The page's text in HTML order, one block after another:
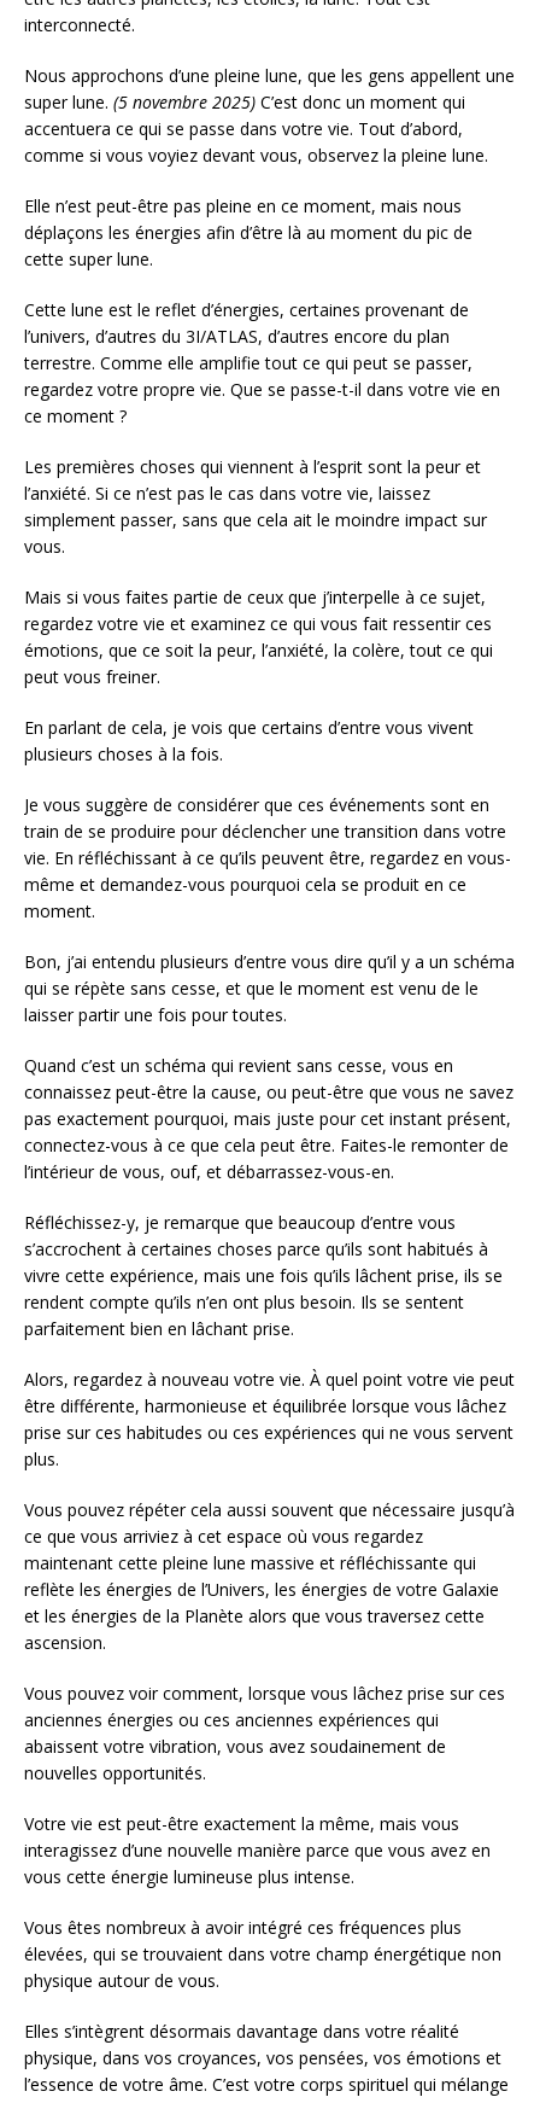
interconnecté.
Nous approchons d’une pleine lune, que les gens appellent une
super lune. (5 novembre 2025) C’est donc un moment qui
accentuera ce qui se passe dans votre vie. Tout d’abord,
comme si vous voyiez devant vous, observez la pleine lune.
Elle n’est peut-être pas pleine en ce moment, mais nous
déplaçons les énergies afin d’être là au moment du pic de
cette super lune.
Cette lune est le reflet d’énergies, certaines provenant de
l’univers, d’autres du 3I/ATLAS, d’autres encore du plan
terrestre. Comme elle amplifie tout ce qui peut se passer,
regardez votre propre vie. Que se passe-t-il dans votre vie en
ce moment ?
Les premières choses qui viennent à l’esprit sont la peur et
l’anxiété. Si ce n’est pas le cas dans votre vie, laissez
simplement passer, sans que cela ait le moindre impact sur
vous.
Mais si vous faites partie de ceux que j’interpelle à ce sujet,
regardez votre vie et examinez ce qui vous fait ressentir ces
émotions, que ce soit la peur, l’anxiété, la colère, tout ce qui
peut vous freiner.
En parlant de cela, je vois que certains d’entre vous vivent
plusieurs choses à la fois.
Je vous suggère de considérer que ces événements sont en
train de se produire pour déclencher une transition dans votre
vie. En réfléchissant à ce qu’ils peuvent être, regardez en vous-
même et demandez-vous pourquoi cela se produit en ce
moment.
Bon, j’ai entendu plusieurs d’entre vous dire qu’il y a un schéma
qui se répète sans cesse, et que le moment est venu de le
laisser partir une fois pour toutes.
Quand c’est un schéma qui revient sans cesse, vous en
connaissez peut-être la cause, ou peut-être que vous ne savez
pas exactement pourquoi, mais juste pour cet instant présent,
connectez-vous à ce que cela peut être. Faites-le remonter de
l’intérieur de vous, ouf, et débarrassez-vous-en.
Réfléchissez-y, je remarque que beaucoup d’entre vous
s’accrochent à certaines choses parce qu’ils sont habitués à
vivre cette expérience, mais une fois qu’ils lâchent prise, ils se
rendent compte qu’ils n’en ont plus besoin. Ils se sentent
parfaitement bien en lâchant prise.
Alors, regardez à nouveau votre vie. À quel point votre vie peut
être différente, harmonieuse et équilibrée lorsque vous lâchez
prise sur ces habitudes ou ces expériences qui ne vous servent
plus.
Vous pouvez répéter cela aussi souvent que nécessaire jusqu’à
ce que vous arriviez à cet espace où vous regardez
maintenant cette pleine lune massive et réfléchissante qui
reflète les énergies de l’Univers, les énergies de votre Galaxie
et les énergies de la Planète alors que vous traversez cette
ascension.
Vous pouvez voir comment, lorsque vous lâchez prise sur ces
anciennes énergies ou ces anciennes expériences qui
abaissent votre vibration, vous avez soudainement de
nouvelles opportunités.
Votre vie est peut-être exactement la même, mais vous
interagissez d’une nouvelle manière parce que vous avez en
vous cette énergie lumineuse plus intense.
Vous êtes nombreux à avoir intégré ces fréquences plus
élevées, qui se trouvaient dans votre champ énergétique non
physique autour de vous.
Elles s’intègrent désormais davantage dans votre réalité
physique, dans vos croyances, vos pensées, vos émotions et
l’essence de votre âme. C’est votre corps spirituel qui mélange